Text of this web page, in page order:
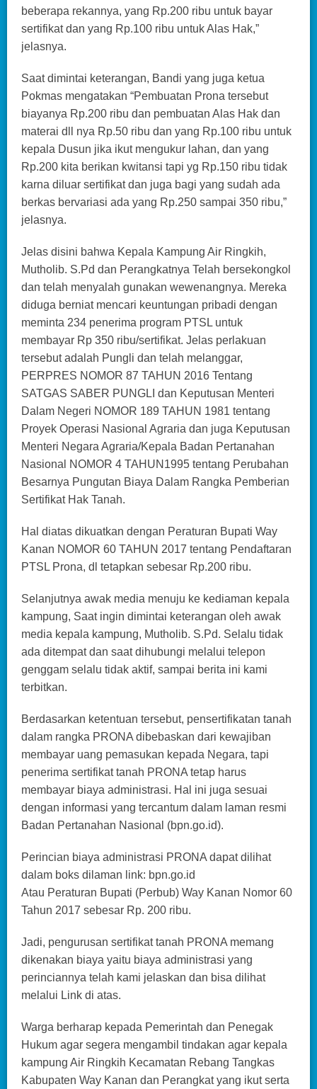
beberapa rekannya, yang Rp.200 ribu untuk bayar
sertifikat dan yang Rp.100 ribu untuk Alas Hak,”
jelasnya.
Saat dimintai keterangan, Bandi yang juga ketua
Pokmas mengatakan “Pembuatan Prona tersebut
biayanya Rp.200 ribu dan pembuatan Alas Hak dan
materai dll nya Rp.50 ribu dan yang Rp.100 ribu untuk
kepala Dusun jika ikut mengukur lahan, dan yang
Rp.200 kita berikan kwitansi tapi yg Rp.150 ribu tidak
karna diluar sertifikat dan juga bagi yang sudah ada
berkas bervariasi ada yang Rp.250 sampai 350 ribu,”
jelasnya.
Jelas disini bahwa Kepala Kampung Air Ringkih,
Mutholib. S.Pd dan Perangkatnya Telah bersekongkol
dan telah menyalah gunakan wewenangnya. Mereka
diduga berniat mencari keuntungan pribadi dengan
meminta 234 penerima program PTSL untuk
membayar Rp 350 ribu/sertifikat. Jelas perlakuan
tersebut adalah Pungli dan telah melanggar,
PERPRES NOMOR 87 TAHUN 2016 Tentang
SATGAS SABER PUNGLI dan Keputusan Menteri
Dalam Negeri NOMOR 189 TAHUN 1981 tentang
Proyek Operasi Nasional Agraria dan juga Keputusan
Menteri Negara Agraria/Kepala Badan Pertanahan
Nasional NOMOR 4 TAHUN1995 tentang Perubahan
Besarnya Pungutan Biaya Dalam Rangka Pemberian
Sertifikat Hak Tanah.
Hal diatas dikuatkan dengan Peraturan Bupati Way
Kanan NOMOR 60 TAHUN 2017 tentang Pendaftaran
PTSL Prona, dl tetapkan sebesar Rp.200 ribu.
Selanjutnya awak media menuju ke kediaman kepala
kampung, Saat ingin dimintai keterangan oleh awak
media kepala kampung, Mutholib. S.Pd. Selalu tidak
ada ditempat dan saat dihubungi melalui telepon
genggam selalu tidak aktif, sampai berita ini kami
terbitkan.
Berdasarkan ketentuan tersebut, pensertifikatan tanah
dalam rangka PRONA dibebaskan dari kewajiban
membayar uang pemasukan kepada Negara, tapi
penerima sertifikat tanah PRONA tetap harus
membayar biaya administrasi. Hal ini juga sesuai
dengan informasi yang tercantum dalam laman resmi
Badan Pertanahan Nasional (bpn.go.id).
Perincian biaya administrasi PRONA dapat dilihat
dalam boks dilaman link: bpn.go.id
Atau Peraturan Bupati (Perbub) Way Kanan Nomor 60
Tahun 2017 sebesar Rp. 200 ribu.
Jadi, pengurusan sertifikat tanah PRONA memang
dikenakan biaya yaitu biaya administrasi yang
perinciannya telah kami jelaskan dan bisa dilihat
melalui Link di atas.
Warga berharap kepada Pemerintah dan Penegak
Hukum agar segera mengambil tindakan agar kepala
kampung Air Ringkih Kecamatan Rebang Tangkas
Kabupaten Way Kanan dan Perangkat yang ikut serta